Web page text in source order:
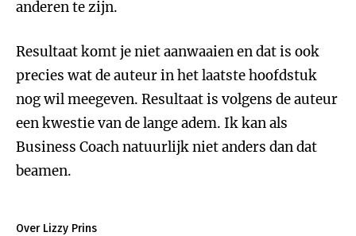
anderen te zijn.
Resultaat komt je niet aanwaaien en dat is ook
precies wat de auteur in het laatste hoofdstuk
nog wil meegeven. Resultaat is volgens de auteur
een kwestie van de lange adem. Ik kan als
Business Coach natuurlijk niet anders dan dat
beamen.
Over Lizzy Prins